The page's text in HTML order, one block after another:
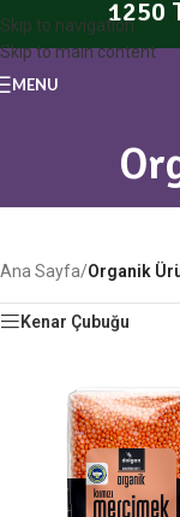
Skip to navigation
Skip to main content
1250
MENU
Ana Sayfa/Organik
Kenar Çubuğu